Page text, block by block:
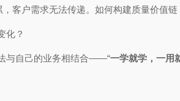
客户需求无法传递。如何构建质量价值
化？
与自己的业务相结合——“一学就学，一用